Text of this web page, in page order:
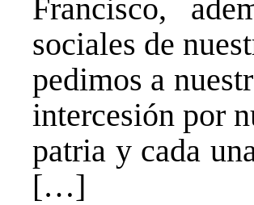
Francisco,
sociales de
pedimos a
intercesión por
patria y cada
[…]